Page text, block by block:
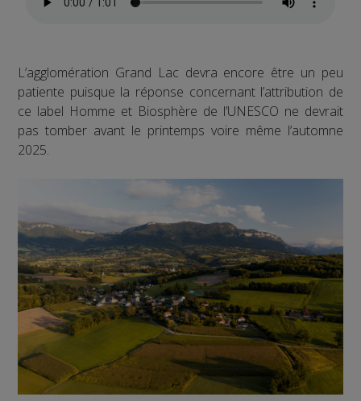
L’agglomération Grand Lac devra encore être un peu
patiente puisque la réponse concernant l’attribution de
ce label Homme et Biosphère de l’UNESCO ne devrait
pas tomber avant le printemps voire même l’automne
2025.